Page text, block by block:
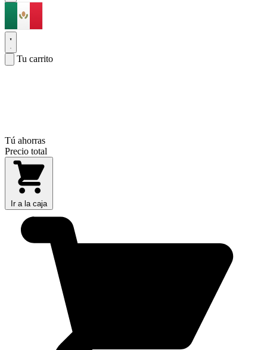
Tu carrito
Tú ahorras
Precio total
Ir a la caja